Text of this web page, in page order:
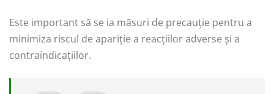
Este important să se ia măsuri de precauție pentru a
minimiza riscul de apariție a reacțiilor adverse și a
contraindicațiilor.